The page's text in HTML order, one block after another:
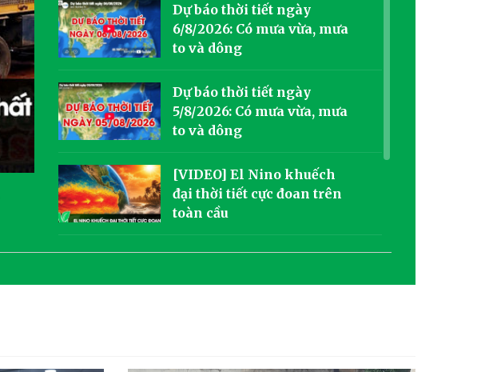
Dự báo thời tiết ngày
6/8/2026: Có mưa vừa, mưa
to và dông
Dự báo thời tiết ngày
5/8/2026: Có mưa vừa, mưa
to và dông
[VIDEO] El Nino khuếch
đại thời tiết cực đoan trên
toàn cầu
Dự báo thời tiết ngày